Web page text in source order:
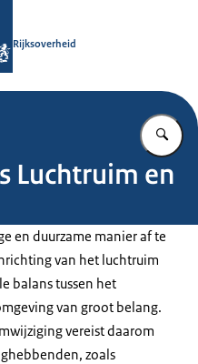
Rijksoverheid
Luchtruim en
en duurzame manier af te
van het luchtruim
balans tussen het
van groot belang.
vereist daarom
zoals